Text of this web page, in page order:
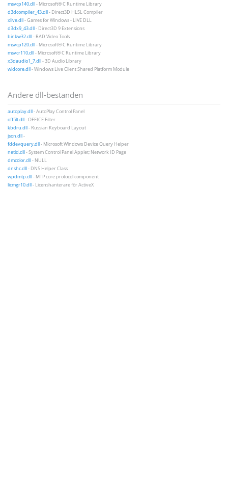
msvcp140.dll- Microsoft® C Runtime Library
d3dcompiler_43.dll- Direct3D HLSL Compiler
xlive.dll- Games for Windows - LIVE DLL
d3dx9_43.dll- Direct3D 9 Extensions
binkw32.dll- RAD Video Tools
msvcp120.dll- Microsoft® C Runtime Library
msvcr110.dll- Microsoft® C Runtime Library
x3daudio1_7.dll- 3D Audio Library
wldcore.dll- Windows Live Client Shared Platform Module
Andere dll-bestanden
autoplay.dll- AutoPlay Control Panel
offfilt.dll- OFFICE Filter
kbdru.dll- Russian Keyboard Layout
json.dll-
fddevquery.dll- Microsoft Windows Device Query Helper
netid.dll- System Control Panel Applet; Network ID Page
dmcolor.dll- NULL
dnshc.dll- DNS Helper Class
wpdmtp.dll- MTP core protocol component
licmgr10.dll- Licenshanterare för ActiveX